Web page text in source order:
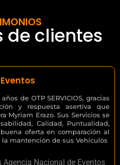
de clientes
de OTP SERVICIOS, gracias
y respuesta asertiva que
Myriam Erazo. Sus Servicios se
Calidad, Puntualidad,
oferta en comparación al
mantención de sus Vehículos
Nacional de Eventos